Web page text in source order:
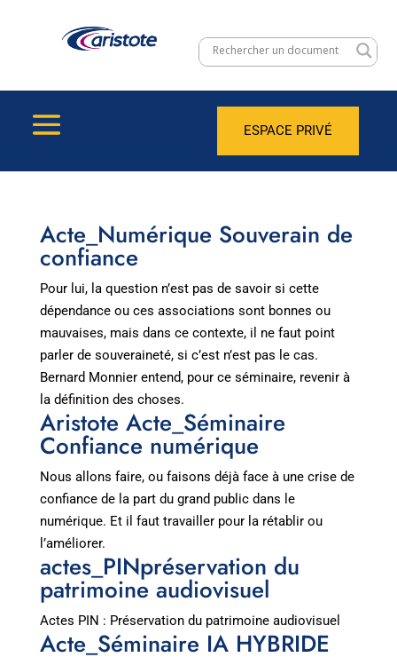
ESPACE PRIVÉ
Acte_Numérique Souverain de
confiance
Pour lui, la question n’est pas de savoir si cette
dépendance ou ces associations sont bonnes ou
mauvaises, mais dans ce contexte, il ne faut point
parler de souveraineté, si c’est n’est pas le cas.
Bernard Monnier entend, pour ce séminaire, revenir à
la définition des choses.
Aristote Acte_Séminaire
Confiance numérique
Nous allons faire, ou faisons déjà face à une crise de
confiance de la part du grand public dans le
numérique. Et il faut travailler pour la rétablir ou
l’améliorer.
actes_PINpréservation du
patrimoine audiovisuel
Actes PIN : Préservation du patrimoine audiovisuel
Acte_Séminaire IA HYBRIDE